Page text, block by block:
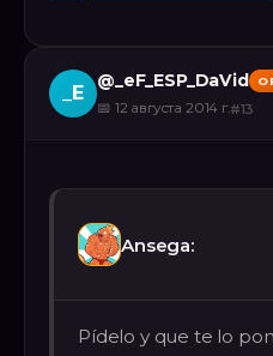
_E
@_eF_ESP_DaVid
📅 12 августа 2014 г.#13
Ansega:
Pídelo y que te lo